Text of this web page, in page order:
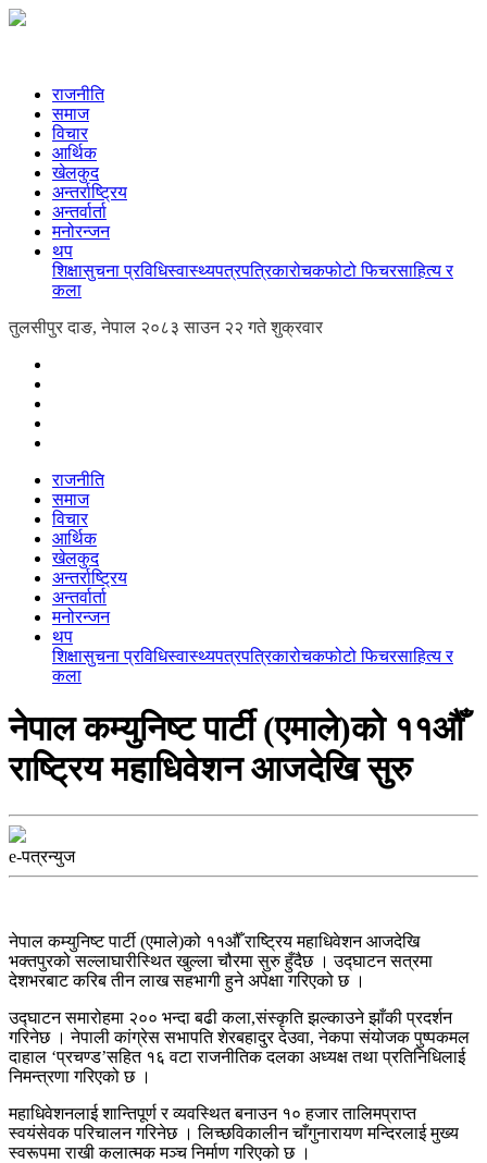
राजनीति
समाज
विचार
आर्थिक
खेलकुद
अन्तर्राष्ट्रिय
अन्तर्वार्ता
मनोरन्जन
थप
शिक्षासुचना प्रविधिस्वास्थ्यपत्रपत्रिकारोचकफोटो फिचरसाहित्य र
कला
तुलसीपुर दाङ, नेपाल २०८३ साउन २२ गते शुक्रवार
राजनीति
समाज
विचार
आर्थिक
खेलकुद
अन्तर्राष्ट्रिय
अन्तर्वार्ता
मनोरन्जन
थप
शिक्षासुचना प्रविधिस्वास्थ्यपत्रपत्रिकारोचकफोटो फिचरसाहित्य र
कला
नेपाल कम्युनिष्ट पार्टी (एमाले)को ११औँ
राष्ट्रिय महाधिवेशन आजदेखि सुरु
e-पत्रन्युज
नेपाल कम्युनिष्ट पार्टी (एमाले)को ११औँ राष्ट्रिय महाधिवेशन आजदेखि
भक्तपुरको सल्लाघारीस्थित खुल्ला चौरमा सुरु हुँदैछ । उद्घाटन सत्रमा
देशभरबाट करिब तीन लाख सहभागी हुने अपेक्षा गरिएको छ ।
उद्घाटन समारोहमा २०० भन्दा बढी कला,संस्कृति झल्काउने झाँकी प्रदर्शन
गरिनेछ । नेपाली कांग्रेस सभापति शेरबहादुर देउवा, नेकपा संयोजक पुष्पकमल
दाहाल ‘प्रचण्ड’सहित १६ वटा राजनीतिक दलका अध्यक्ष तथा प्रतिनिधिलाई
निमन्त्रणा गरिएको छ ।
महाधिवेशनलाई शान्तिपूर्ण र व्यवस्थित बनाउन १० हजार तालिमप्राप्त
स्वयंसेवक परिचालन गरिनेछ । लिच्छविकालीन चाँगुनारायण मन्दिरलाई मुख्य
स्वरूपमा राखी कलात्मक मञ्च निर्माण गरिएको छ ।